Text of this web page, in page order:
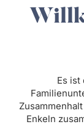
Es ist
Enkeln